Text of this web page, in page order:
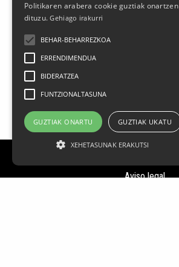
Aviso legal
Politikaren arabera cookie guztiak onartzen
dituzu.Gehiago irakurri
BEHAR-BEHARREZKOA
ERRENDIMENDUA
BIDERATZEA
FUNTZIONALTASUNA
GUZTIAK ONARTU GUZTIAK UKATU
XEHETASUNAK ERAKUTSI